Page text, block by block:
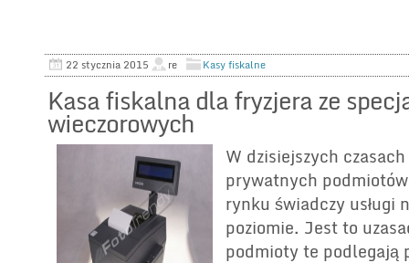
22 stycznia 2015 re Kasy fiskalne
Kasa fiskalna dla fryzjera ze
wieczorowych
W dzisiejszych
prywatnych
rynku świadczy usługi
poziomie. Jest to
podmioty te podlegają